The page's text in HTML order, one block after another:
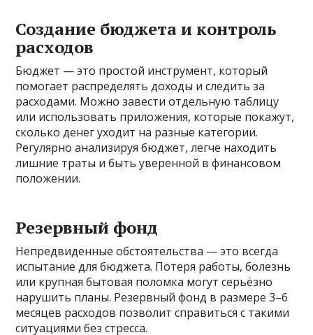
Создание бюджета и контроль
расходов
Бюджет — это простой инструмент, который
помогает распределять доходы и следить за
расходами. Можно завести отдельную таблицу
или использовать приложения, которые покажут,
сколько денег уходит на разные категории.
Регулярно анализируя бюджет, легче находить
лишние траты и быть уверенной в финансовом
положении.
Резервный фонд
Непредвиденные обстоятельства — это всегда
испытание для бюджета. Потеря работы, болезнь
или крупная бытовая поломка могут серьёзно
нарушить планы. Резервный фонд в размере 3–6
месяцев расходов позволит справиться с такими
ситуациями без стресса.